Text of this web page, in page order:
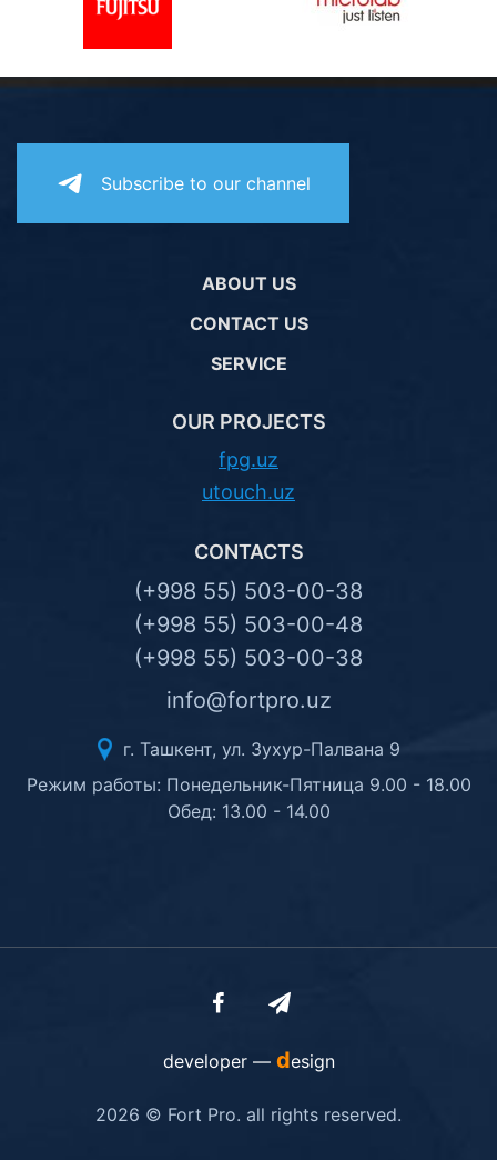
Subscribe to our channel
ABOUT US
CONTACT US
SERVICE
OUR PROJECTS
fpg.uz
utouch.uz
CONTACTS
(+998 55) 503-00-38
(+998 55) 503-00-48
(+998 55) 503-00-38
info@fortpro.uz
г. Ташкент, ул. Зухур-Палвана 9
Режим работы: Понедельник-Пятница 9.00 - 18.00
Обед: 13.00 - 14.00
developer — design
2026 © Fort Pro. all rights reserved.